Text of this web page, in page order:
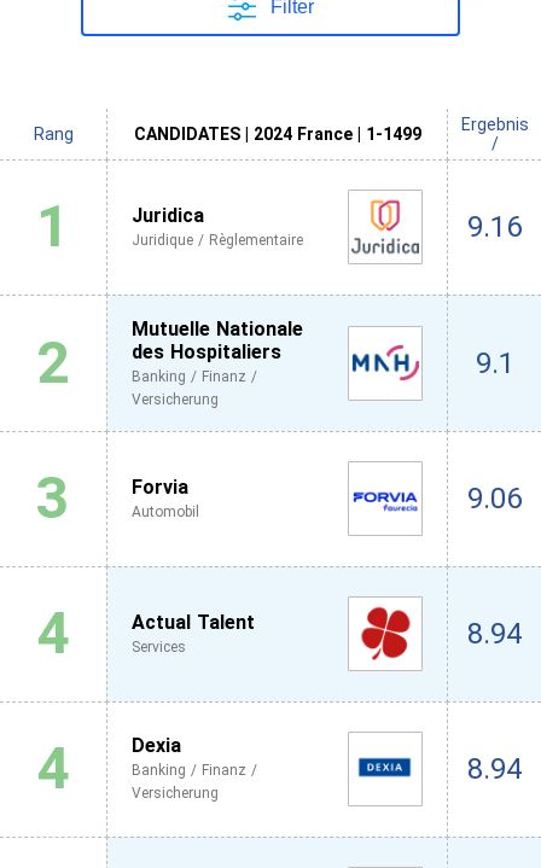
Filter
Rang CANDIDATES | 2024 France | 1-1499
Ergebnis
/
1 Juridica
Juridique / Règlementaire 9.16
2
Mutuelle Nationale
des Hospitaliers
Banking / Finanz /
Versicherung
9.1
3 Forvia
Automobil 9.06
4 Actual Talent
Services 8.94
4 Dexia
Banking / Finanz /
Versicherung
8.94